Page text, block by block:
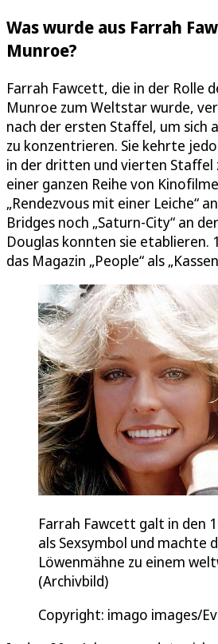
Was wurde aus Farrah
Munroe?
Farrah Fawcett, die in der Rolle
Munroe zum Weltstar wurde,
nach der ersten Staffel, um sich
zu konzentrieren. Sie kehrte
in der dritten und vierten Staffel
einer ganzen Reihe von
„Rendezvous mit einer Leiche“
Bridges noch „Saturn-City“ an
Douglas konnten sie etablieren.
das Magazin „People“ als
Farrah Fawcett galt in den
als Sexsymbol und machte
Löwenmähne zu einem
(Archivbild)
Copyright: imago images/